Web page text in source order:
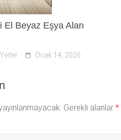
El Beyaz Eşya Alan
Ocak 14, 2026
Gerekli alanlar *